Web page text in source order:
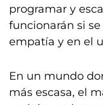
programar y
funcionarán si
empatía y en el
En un mundo
más escasa, el